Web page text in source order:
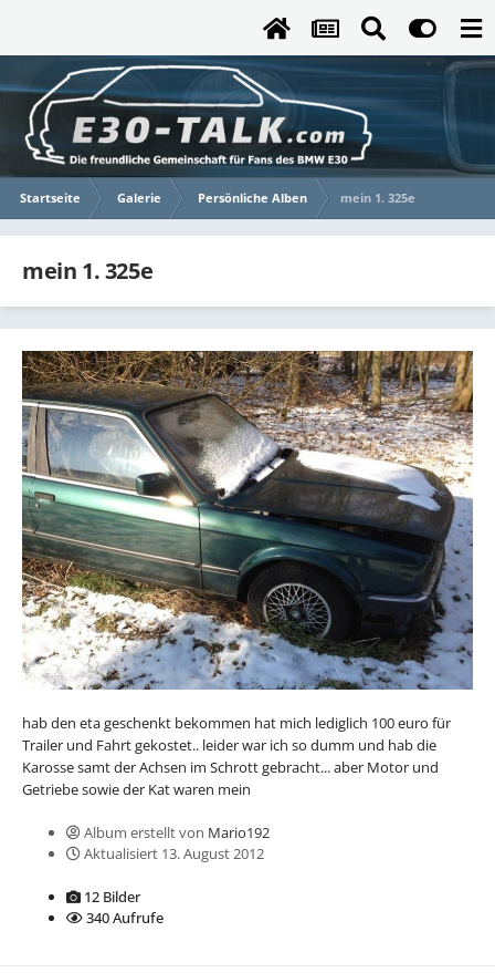
Startseite Galerie Persönliche Alben mein 1. 325e
mein 1. 325e
hab den eta geschenkt bekommen hat mich lediglich 100 euro für
Trailer und Fahrt gekostet.. leider war ich so dumm und hab die
Karosse samt der Achsen im Schrott gebracht... aber Motor und
Getriebe sowie der Kat waren mein
Album erstellt von Mario192
Aktualisiert 13. August 2012
12 Bilder
340 Aufrufe